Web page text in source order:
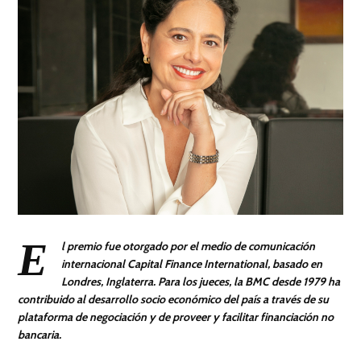
E
l premio fue otorgado por el medio de comunicación
internacional Capital Finance International, basado en
Londres, Inglaterra. Para los jueces, la BMC desde 1979 ha
contribuido al desarrollo socio económico del país a través de su
plataforma de negociación y de proveer y facilitar financiación no
bancaria.